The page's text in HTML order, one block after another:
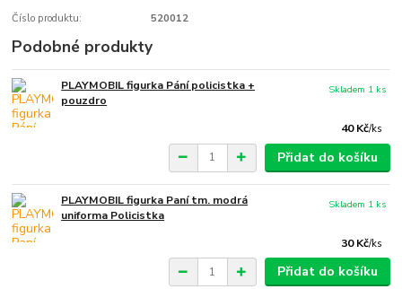
Číslo produktu: 520012
Podobné produkty
PLAYMOBIL figurka Pání policistka +
pouzdro
40 Kč/ks
Skladem 1 ks
Přidat do košíku
PLAYMOBIL figurka Paní tm. modrá
uniforma Policistka
30 Kč/ks
Skladem 1 ks
Přidat do košíku